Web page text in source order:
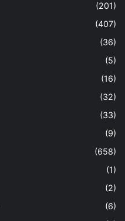
(201)
(407)
(36)
(5)
(16)
(32)
(33)
(9)
(658)
(1)
(2)
(6)